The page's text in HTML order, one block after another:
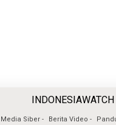
Siber Berita Video